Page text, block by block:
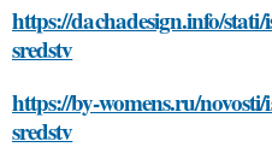
https://dachadesign.info/
sredstv
https://by-womens.ru/
sredstv